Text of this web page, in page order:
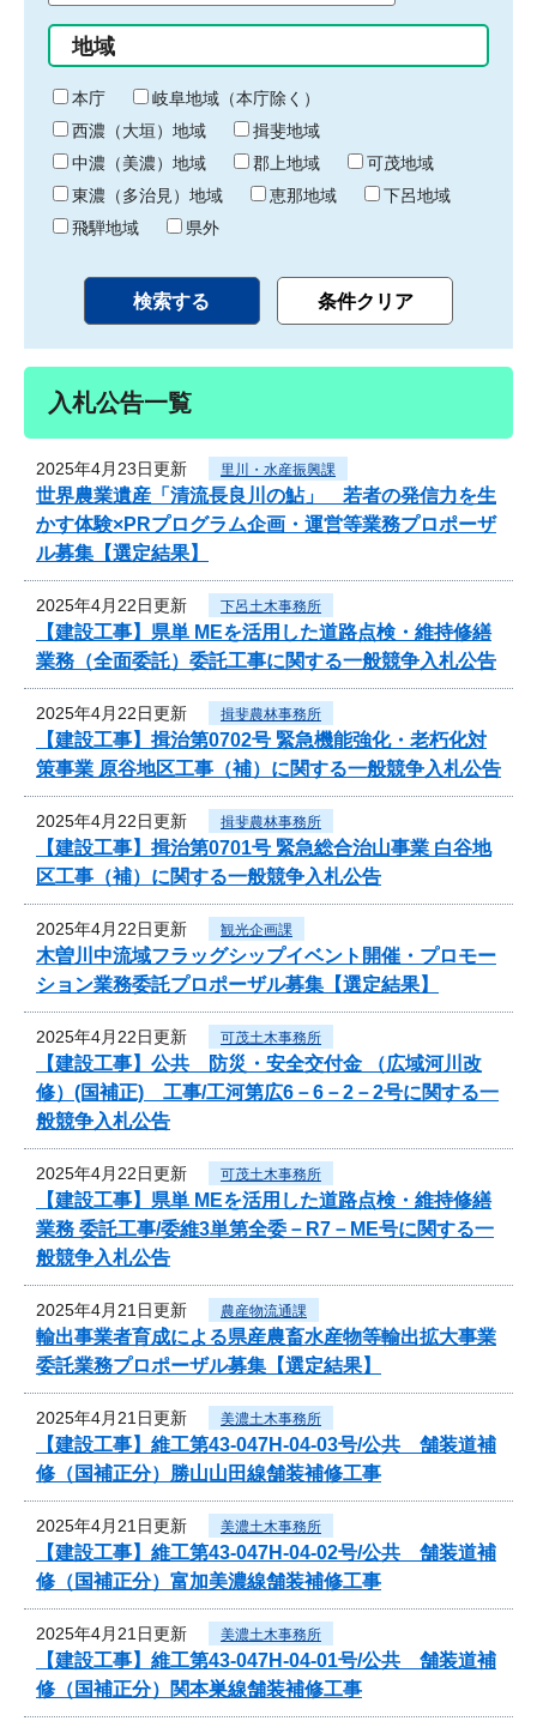
始
り
間
終
わ
り
地域
本庁
岐阜地域（本庁除く）
西濃（大垣）地域
揖斐地域
中濃（美濃）地域
郡上地域
可茂地域
東濃（多治見）地域
恵那地域
下呂地域
飛騨地域
県外
入札公告一覧
2025年4月23日更新 里川・水産振興課
世界農業遺産「清流長良川の鮎」 若者の発信力を生
かす体験×PRプログラム企画・運営等業務プロポーザ
ル募集【選定結果】
2025年4月22日更新 下呂土木事務所
【建設工事】県単 MEを活用した道路点検・維持修繕
業務（全面委託）委託工事に関する一般競争入札公告
2025年4月22日更新 揖斐農林事務所
【建設工事】揖治第0702号 緊急機能強化・老朽化対
策事業 原谷地区工事（補）に関する一般競争入札公告
2025年4月22日更新 揖斐農林事務所
【建設工事】揖治第0701号 緊急総合治山事業 白谷地
区工事（補）に関する一般競争入札公告
2025年4月22日更新 観光企画課
木曽川中流域フラッグシップイベント開催・プロモー
ション業務委託プロポーザル募集【選定結果】
2025年4月22日更新 可茂土木事務所
【建設工事】公共 防災・安全交付金 （広域河川改
修）(国補正) 工事/工河第広6－6－2－2号に関する一
般競争入札公告
2025年4月22日更新 可茂土木事務所
【建設工事】県単 MEを活用した道路点検・維持修繕
業務 委託工事/委維3単第全委－R7－ME号に関する一
般競争入札公告
2025年4月21日更新 農産物流通課
輸出事業者育成による県産農畜水産物等輸出拡大事業
委託業務プロポーザル募集【選定結果】
2025年4月21日更新 美濃土木事務所
【建設工事】維工第43-047H-04-03号/公共 舗装道補
修（国補正分）勝山山田線舗装補修工事
2025年4月21日更新 美濃土木事務所
【建設工事】維工第43-047H-04-02号/公共 舗装道補
修（国補正分）富加美濃線舗装補修工事
2025年4月21日更新 美濃土木事務所
【建設工事】維工第43-047H-04-01号/公共 舗装道補
修（国補正分）関本巣線舗装補修工事